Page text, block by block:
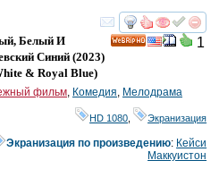
смотреть
1
Белый И
Синий (2023)
& Royal Blue)
фильм, Комедия, Мелодрама
HD 1080 Экранизация
Экранизация по произведению: Кейси
Маккуистон